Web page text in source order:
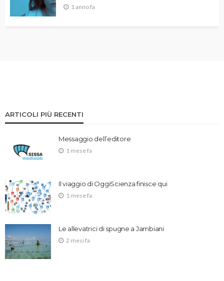
1 anno fa
ARTICOLI PIÙ RECENTI
Messaggio dell’editore
1 mese fa
Il viaggio di OggiScienza finisce qui
1 mese fa
Le allevatrici di spugne a Jambiani
2 mesi fa